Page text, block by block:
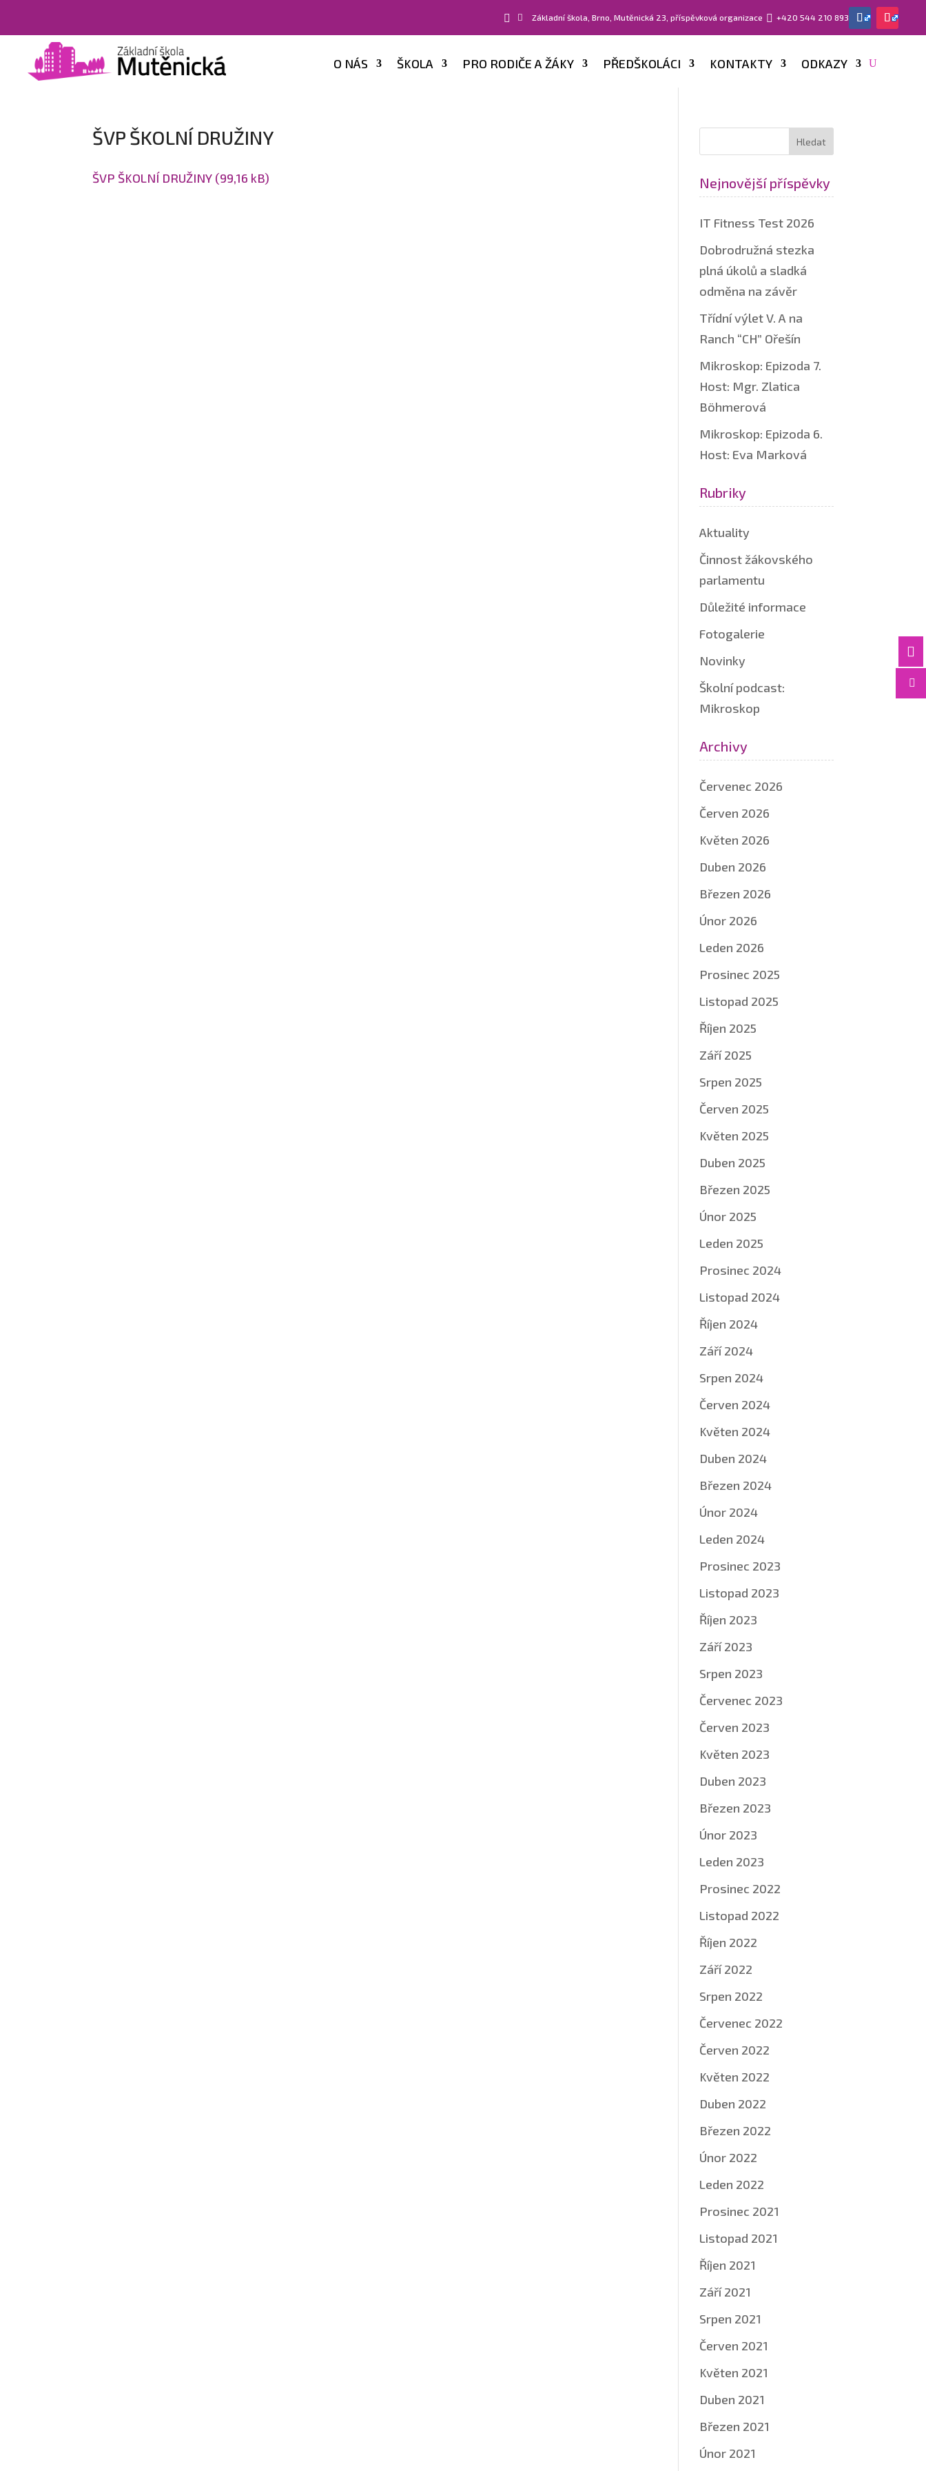
  Základní škola, Brno, Mutěnická 23, příspěvková organizace  +420 544 210 893
O NÁS ŠKOLA PRO RODIČE A ŽÁKY PŘEDŠKOLÁCI KONTAKTY ODKAZY


ŠVP ŠKOLNÍ DRUŽINY
ŠVP ŠKOLNÍ DRUŽINY Nejnovější příspěvky
IT Fitness Test 2026
Dobrodružná stezka
plná úkolů a sladká
odměna na závěr
Třídní výlet V. A na
Ranch “CH” Ořešín
Mikroskop: Epizoda 7.
Host: Mgr. Zlatica
Böhmerová
Mikroskop: Epizoda 6.
Host: Eva Marková
Rubriky
Aktuality
Činnost žákovského
parlamentu
Důležité informace
Fotogalerie
Novinky
Školní podcast:
Mikroskop
Archivy
Červenec 2026
Červen 2026
Květen 2026
Duben 2026
Březen 2026
Únor 2026
Leden 2026
Prosinec 2025
Listopad 2025
Říjen 2025
Září 2025
Srpen 2025
Červen 2025
Květen 2025
Duben 2025
Březen 2025
Únor 2025
Leden 2025
Prosinec 2024
Listopad 2024
Říjen 2024
Září 2024
Srpen 2024
Červen 2024
Květen 2024
Duben 2024
Březen 2024
Únor 2024
Leden 2024
Prosinec 2023
Listopad 2023
Říjen 2023
Září 2023
Srpen 2023
Červenec 2023
Červen 2023
Květen 2023
Duben 2023
Březen 2023
Únor 2023
Leden 2023
Prosinec 2022
Listopad 2022
Říjen 2022
Září 2022
Srpen 2022
Červenec 2022
Červen 2022
Květen 2022
Duben 2022
Březen 2022
Únor 2022
Leden 2022
Prosinec 2021
Listopad 2021
Říjen 2021
Září 2021
Srpen 2021
Červen 2021
Květen 2021
Duben 2021
Březen 2021
Únor 2021